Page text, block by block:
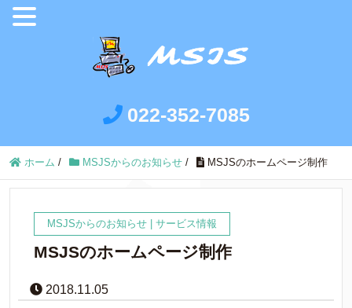
022-352-7085
ホーム / MSJSからのお知らせ / MSJSのホームページ制作
MSJSからのお知らせ サービス情報
MSJSのホームページ制作
2018.11.05